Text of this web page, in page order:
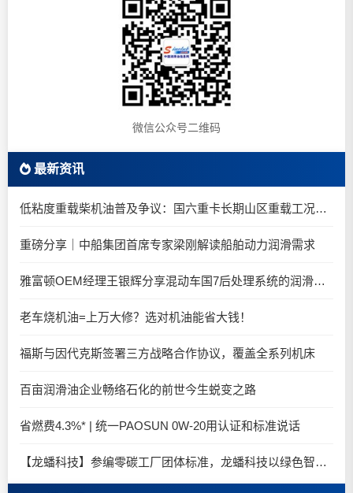
微信公众号二维码
最新资讯
低粘度重载柴机油普及争议：国六重卡长期山区重载工况是否适合0W-20柴油机油？
重磅分享｜中船集团首席专家梁刚解读船舶动力润滑需求
雅富顿OEM经理王银辉分享混动车国7后处理系统的润滑油要求
老车烧机油=上万大修？选对机油能省大钱！
福斯与因代克斯签署三方战略合作协议，覆盖全系列机床
百亩润滑油企业畅络石化的前世今生蜕变之路
省燃费4.3%* | 统一PAOSUN 0W-20用认证和标准说话
【龙蟠科技】参编零碳工厂团体标准，龙蟠科技以绿色智造锚定零碳未来